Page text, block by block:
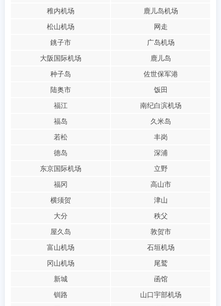
稚内机场
鹿儿岛机场
松山机场
网走
銚子市
广岛机场
大阪国际机场
鹿儿岛
种子岛
佐世保军港
陆奥市
饭田
福江
南纪白滨机场
福岛
久米岛
若松
丰岗
德岛
深浦
东京国际机场
立野
福冈
高山市
横须贺
津山
大分
秩父
屋久岛
敦贺市
富山机场
石垣机场
冈山机场
尾鹫
新城
函馆
钏路
山口宇部机场